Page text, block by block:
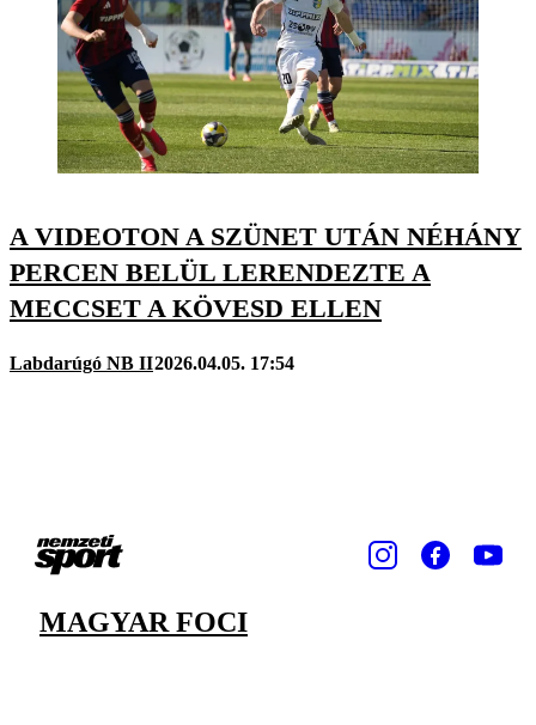
A VIDEOTON A SZÜNET UTÁN NÉHÁNY
PERCEN BELÜL LERENDEZTE A
MECCSET A KÖVESD ELLEN
Labdarúgó NB II2026.04.05. 17:54
MAGYAR FOCI